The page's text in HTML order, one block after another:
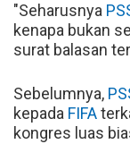
"Seharusnya
kenapa bukan
surat balasan
Sebelumnya,
kepada FIFA
kongres luas